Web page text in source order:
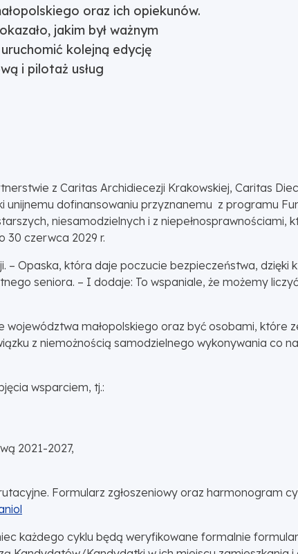
oraz ich opiekunów.
jakim był ważnym
kolejną edycję
i pilotaż usług
z Caritas Archidiecezji Krakowskiej, Caritas
dofinansowaniu przyznanemu z programu
niesamodzielnych i z niepełnosprawnościami,
30 czerwca 2029 r.
– Opaska, która daje poczucie bezpieczeństwa, dzięki
seniora. – I dodaje: To wspaniale, że możemy
małopolskiego oraz być osobami, które
z niemożnością samodzielnego wykonywania co
wsparciem, tj.:
2021-2027,
Formularz zgłoszeniowy oraz harmonogram
każdego cyklu będą weryfikowane formalnie